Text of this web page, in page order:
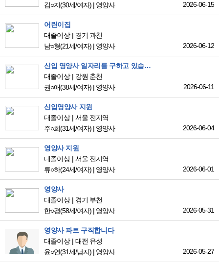
김○지(30세/여자) | 영양사 2026-06-15
어린이집
대졸이상
경기 과천
남○형(21세/여자) | 영양사 2026-06-12
신입 영양사 일자리를 구하고 있습니다.
대졸이상
강원 춘천
권○애(38세/여자) | 영양사 2026-06-11
신입영양사 지원
대졸이상
서울 전지역
주○희(31세/여자) | 영양사 2026-06-04
영양사 지원
대졸이상
서울 전지역
류○하(24세/여자) | 영양사 2026-06-01
영양사
대졸이상
경기 부천
한○경(58세/여자) | 영양사 2026-05-31
영양사 파트 구직합니다
대졸이상
대전 유성
윤○연(31세/남자) | 영양사 2026-05-27